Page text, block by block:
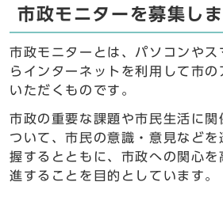
市政モニターを募集し
市政モニターとは、パソコンやス
らインターネットを利用して市
いただくものです。
市政の重要な課題や市民生活に関
ついて、市民の意識・意見など
握するとともに、市政への関心
進することを目的としています。